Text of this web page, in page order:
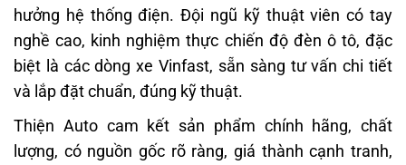
hưởng hệ thống điện. Đội ngũ kỹ thuật viên có tay
nghề cao, kinh nghiệm thực chiến độ đèn ô tô, đặc
biệt là các dòng xe Vinfast, sẵn sàng tư vấn chi tiết
và lắp đặt chuẩn, đúng kỹ thuật.
Thiện Auto cam kết sản phẩm chính hãng, chất
lượng, có nguồn gốc rõ ràng, giá thành cạnh tranh,